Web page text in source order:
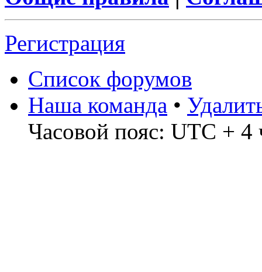
Регистрация
Список форумов
Наша команда •
Часовой пояс: UTC + 4